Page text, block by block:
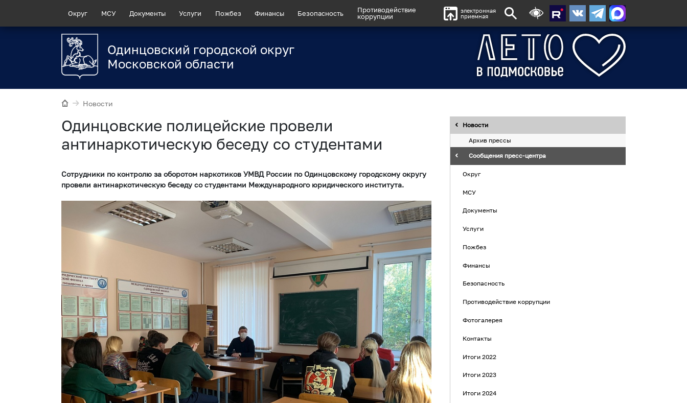
Округ МСУ Документы Услуги Пожбез Финансы Безопасность
Противодействие
коррупции
электронная
приемная
Одинцовский городской округ
Московской области
Новости
Одинцовские полицейские провели
антинаркотическую беседу со студентами
Сотрудники по контролю за оборотом наркотиков УМВД России по Одинцовскому городскому округу
провели антинаркотическую беседу со студентами Международного юридического института.
Новости
Архив прессы
Сообщения пресс-центра
Округ
МСУ
Документы
Услуги
Пожбез
Финансы
Безопасность
Противодействие коррупции
Фотогалерея
Контакты
Итоги 2022
Итоги 2023
Итоги 2024